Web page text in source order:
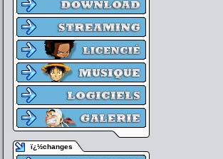
ï¿½changes